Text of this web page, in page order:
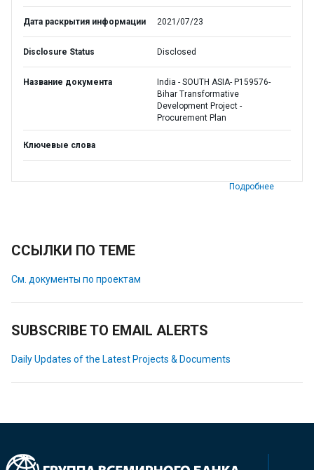
Дата раскрытия информации 2021/07/23
Disclosure Status Disclosed
Название документа
India - SOUTH ASIA- P159576-
Bihar Transformative
Development Project -
Procurement Plan
Ключевые слова
Подробнее
ССЫЛКИ ПО ТЕМЕ
См. документы по проектам
SUBSCRIBE TO EMAIL ALERTS
Daily Updates of the Latest Projects & Documents